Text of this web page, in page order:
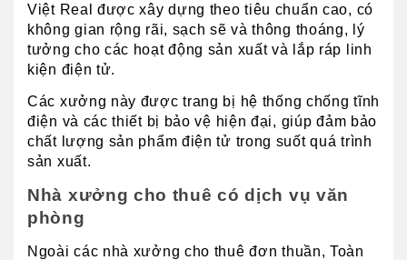
Việt Real được xây dựng theo tiêu chuẩn cao, có
không gian rộng rãi, sạch sẽ và thông thoáng, lý
tưởng cho các hoạt động sản xuất và lắp ráp linh
kiện điện tử.
Các xưởng này được trang bị hệ thống chống tĩnh
điện và các thiết bị bảo vệ hiện đại, giúp đảm bảo
chất lượng sản phẩm điện tử trong suốt quá trình
sản xuất.
Nhà xưởng cho thuê có dịch vụ văn
phòng
Ngoài các nhà xưởng cho thuê đơn thuần, Toàn